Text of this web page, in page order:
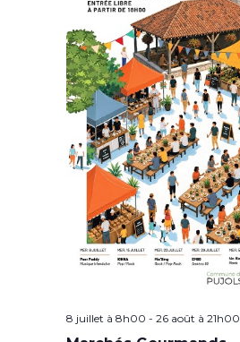
8 juillet à 8h00 - 26 août à 21h00